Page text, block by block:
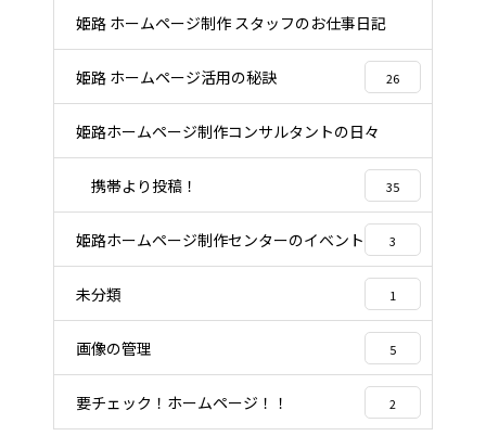
姫路 ホームページ制作 スタッフのお仕事日記
22
姫路 ホームページ活用の秘訣 26
姫路ホームページ制作コンサルタントの日々
96
携帯より投稿！ 35
姫路ホームページ制作センターのイベント 3
未分類 1
画像の管理 5
要チェック！ホームページ！！ 2